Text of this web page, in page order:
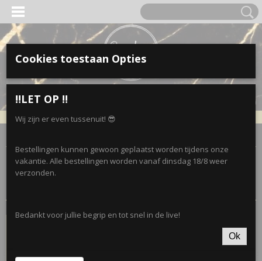
(0)
Sorteer op:
Cookies toestaan Opties
‼️LET OP ‼️
Wij zijn er even tussenuit! 😎
Bestellingen kunnen gewoon geplaatst worden tijdens onze
vakantie. Alle bestellingen worden vanaf dinsdag 18/8 weer
verzonden.
Bedankt voor jullie begrip en tot snel in de live!
Ok